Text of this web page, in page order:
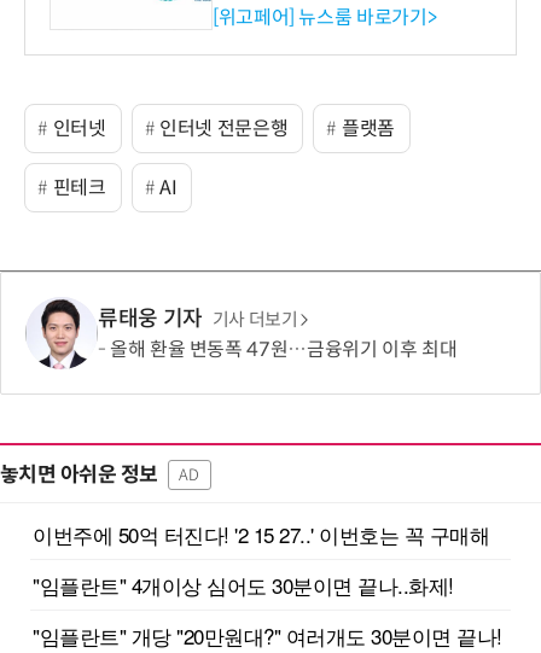
시엄 선정
[위고페어] 뉴스룸 바로가기>
인터넷 인터넷 전문은행 플랫폼
핀테크 AI
류태웅 기자 기사 더보기
올해 환율 변동폭 47원…금융위기 이후 최대
놓치면 아쉬운 정보 AD